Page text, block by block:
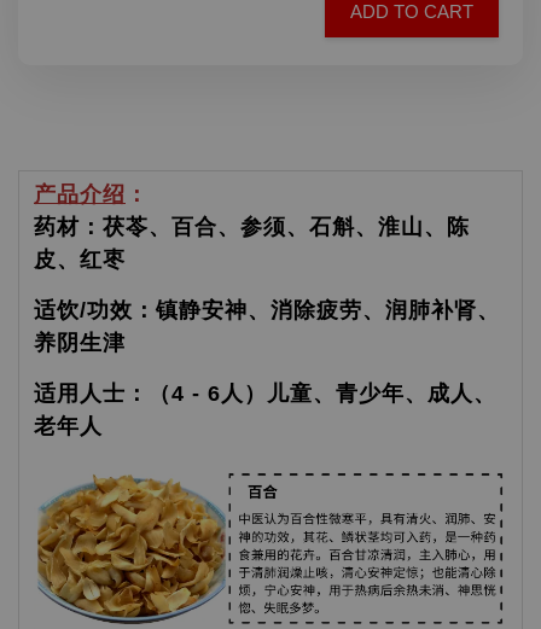
ADD TO CART
产品介绍 ：
药材：茯苓、百合、参须、石斛、淮山、陈
皮、红枣
适饮/功效：镇静安神、消除疲劳、润肺补肾、
养阴生津
适用人士：（4 - 6人）儿童、青少年、成人、
老年人